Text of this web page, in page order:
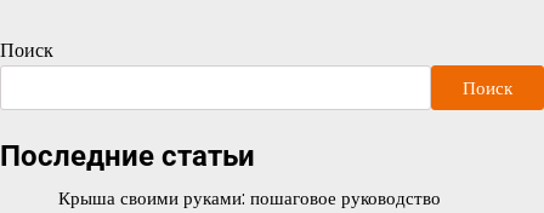
Поиск
Поиск
Последние статьи
Крыша своими руками: пошаговое руководство